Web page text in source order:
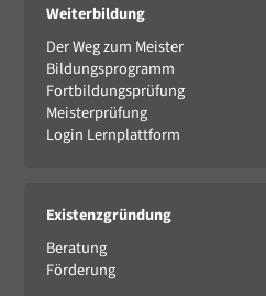
Weiterbildung
Der Weg zum Meister
Bildungsprogramm
Fortbildungsprüfung
Meisterprüfung
Login Lernplattform
Existenzgründung
Beratung
Förderung